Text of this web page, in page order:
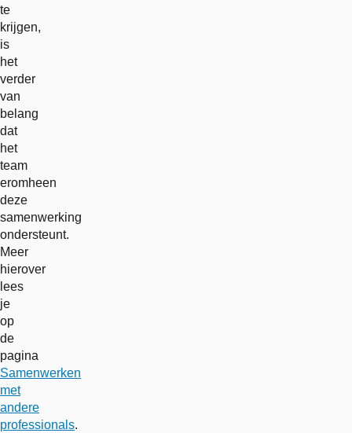
te
krijgen,
is
het
verder
van
belang
dat
het
team
eromheen
deze
samenwerking
ondersteunt.
Meer
hierover
lees
je
op
de
pagina
Samenwerken
met
andere
professionals.